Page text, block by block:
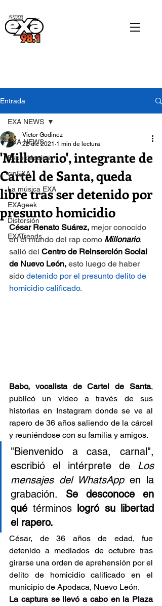
Entrada
EXA NEWS
Espectáculos
cinEXA
La música EXA
EXAgeek
Distorsión
EXATrends
EXA NEWS
'Millonario', integrante de
Cartel de Santa, queda
libre tras ser detenido por
presunto homicidio
Victor Godinez
22 dic 2021 1 min de lectura
César Renato Suárez, mejor conocido
en el mundo del rap como Millonario,
salió del Centro de Reinserción Social
de Nuevo León, esto luego de haber
sido detenido por el presunto delito de
homicidio calificado.
Babo, vocalista de Cartel de Santa,
publicó un video a través de sus
historias en Instagram donde se ve al
rapero de 36 años saliendo de la cárcel
y reuniéndose con su familia y amigos.
"Bienvenido a casa, carnal",
escribió el intérprete de Los
mensajes del WhatsApp en la
grabación. Se desconoce en
qué términos logró su libertad
el rapero.
César, de 36 años de edad, fue
detenido a mediados de octubre tras
girarse una orden de aprehensión por el
delito de homicidio calificado en el
municipio de Apodaca, Nuevo León.
La captura se llevó a cabo en la Plaza